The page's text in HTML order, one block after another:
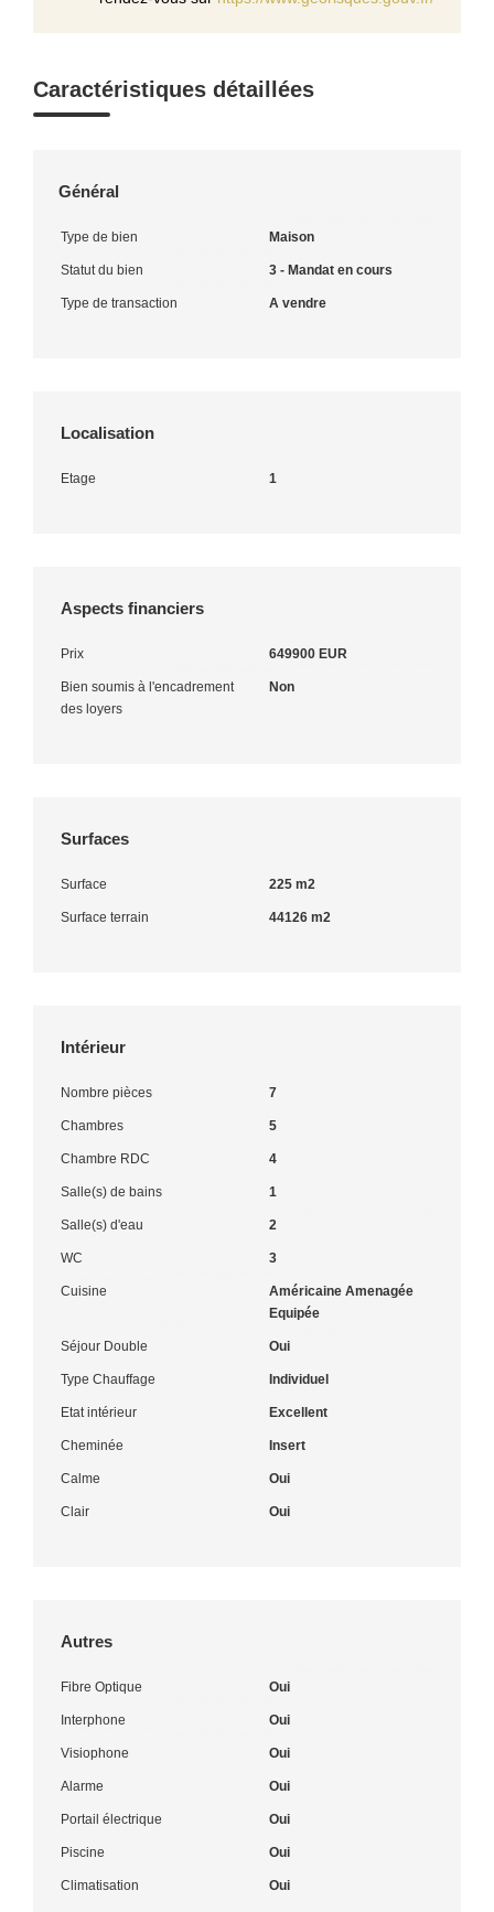
Caractéristiques détaillées
Général
Type de bien Maison
Statut du bien 3 - Mandat en cours
Type de transaction A vendre
Localisation
Etage 1
Aspects financiers
Prix 649900 EUR
Bien soumis à l'encadrement
des loyers
Non
Surfaces
Surface 225 m2
Surface terrain 44126 m2
Intérieur
Nombre pièces 7
Chambres 5
Chambre RDC 4
Salle(s) de bains 1
Salle(s) d'eau 2
WC 3
Cuisine
Américaine Amenagée
Equipée
Séjour Double Oui
Type Chauffage Individuel
Etat intérieur Excellent
Cheminée Insert
Calme Oui
Clair Oui
Autres
Fibre Optique Oui
Interphone Oui
Visiophone Oui
Alarme Oui
Portail électrique Oui
Piscine Oui
Climatisation Oui